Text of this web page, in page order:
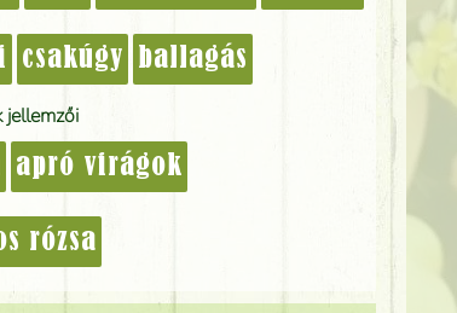
csakúgy ballagás
jellemzői
apró virágok
rózsa